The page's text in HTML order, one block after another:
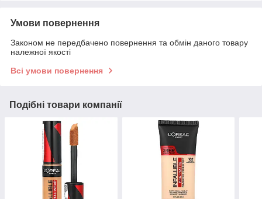
Умови повернення
Законом не передбачено повернення та обмін даного товару
належної якості
Всі умови повернення
Подібні товари компанії